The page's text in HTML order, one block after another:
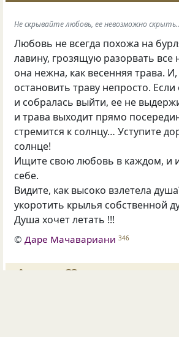
Не скрывайте любовь, ее невозможно
Любовь не всегда похожа на
лавину, грозящую разорвать все
она нежна, как весенняя трава.
остановить траву непросто.
и собралась выйти, ее не
и трава выходит прямо
стремится к солнцу… Уступите
солнце!
Ищите свою любовь в каждом, и
себе.
Видите, как высоко взлетела
укоротить крылья собственной
Душа хочет летать !!!
©Даре Мачавариани 346